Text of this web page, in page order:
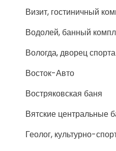
Визит, гостиничный
Водолей, банный
Вологда, дворец спорта
Восток-Авто
Востряковская баня
Вятские центральные
Геолог, культурно-